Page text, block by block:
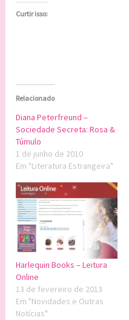
Curtir isso:
Relacionado
Diana Peterfreund –
Sociedade Secreta: Rosa &
Túmulo
1 de junho de 2010
Em "Literatura Estrangeira"
Harlequin Books – Leitura
Online
13 de fevereiro de 2013
Em "Novidades e Outras
Notícias"